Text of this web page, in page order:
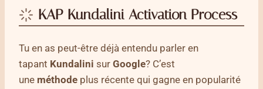
KAP Kundalini Activation Process
Tu en as peut-être déjà entendu parler en
tapant Kundalini sur Google? C’est
une méthode plus récente qui gagne en popularité